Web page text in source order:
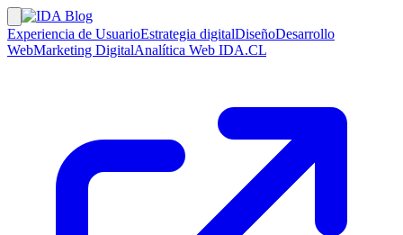
Experiencia de UsuarioEstrategia digitalDiseñoDesarrollo
WebMarketing DigitalAnalítica Web IDA.CL